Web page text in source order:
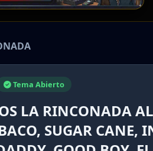
Tema Abierto
LA RINCONADA
SUGAR CANE,